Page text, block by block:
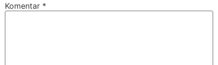
Komentar *